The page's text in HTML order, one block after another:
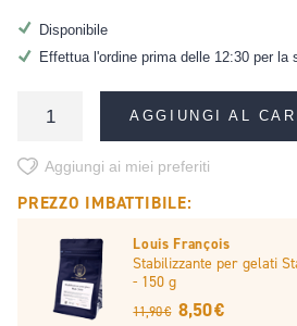
Disponibile
Effettua l'ordine prima delle 12:30 per la
AGGIUNGI AL
Aggiungi ai miei preferiti
PREZZO IMBATTIBILE:
Louis François
Stabilizzante per gelati
- 150 g
11,90 € 8,50 €